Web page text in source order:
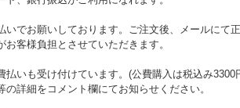
いでお願いしております。ご注文後、メールに
お客様負担とさせていただきます。
払いも受け付けています。(公費購入は税込み
の詳細をコメント欄にてお知らせください。